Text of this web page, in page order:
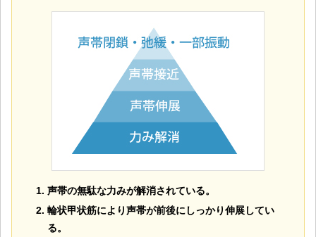
声帯の無駄な力みが解消されている。
輪状甲状筋により声帯が前後にしっかり伸展してい
る。